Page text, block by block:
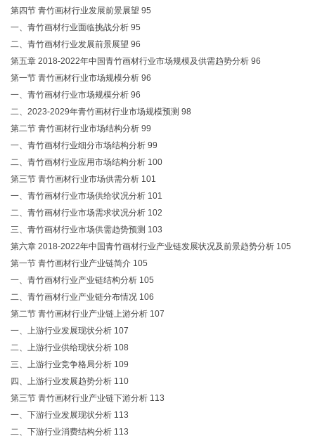
第四节 青竹画材行业发展前景展望 95
一、青竹画材行业面临挑战分析 95
二、青竹画材行业发展前景展望 96
第五章 2018-2022年中国青竹画材行业市场规模及供需趋势分析 96
第一节 青竹画材行业市场规模分析 96
一、青竹画材行业市场规模分析 96
二、2023-2029年青竹画材行业市场规模预测 98
第二节 青竹画材行业市场结构分析 99
一、青竹画材行业细分市场结构分析 99
二、青竹画材行业应用市场结构分析 100
第三节 青竹画材行业市场供需分析 101
一、青竹画材行业市场供给状况分析 101
二、青竹画材行业市场需求状况分析 102
三、青竹画材行业市场供需趋势预测 103
第六章 2018-2022年中国青竹画材行业产业链发展状况及前景趋势分析 105
第一节 青竹画材行业产业链简介 105
一、青竹画材行业产业链结构分析 105
二、青竹画材行业产业链分布情况 106
第二节 青竹画材行业产业链上游分析 107
一、上游行业发展现状分析 107
二、上游行业供给现状分析 108
三、上游行业竞争格局分析 109
四、上游行业发展趋势分析 110
第三节 青竹画材行业产业链下游分析 113
一、下游行业发展现状分析 113
二、下游行业消费结构分析 113